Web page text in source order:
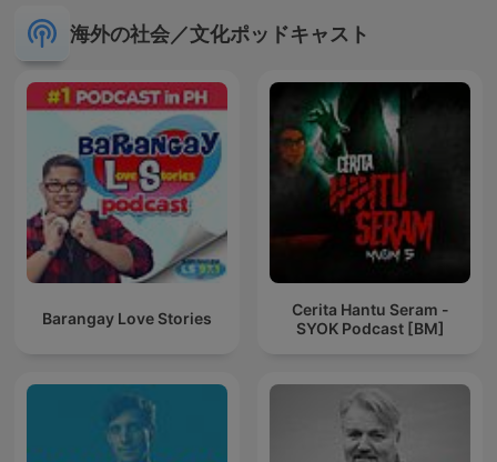
海外の社会／文化ポッドキャスト
Barangay Love Stories
Cerita Hantu Seram -
SYOK Podcast [BM]